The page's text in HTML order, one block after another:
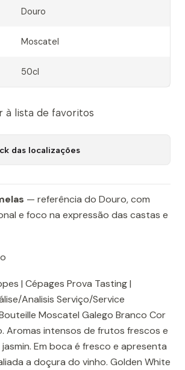
Douro
Moscatel
50cl
à lista de favoritos
das localizações
— referência do Douro, com
e foco na expressão das castas e
| Cépages Prova Tasting |
Analisis Serviço/Service
Moscatel Galego Branco Cor
Aromas intensos de frutos frescos e
Em boca é fresco e apresenta
a doçura do vinho. Golden White